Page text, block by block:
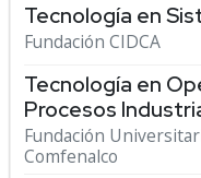
Tecnología en
Fundación CIDCA
Tecnología en
Procesos
Fundación
Comfenalco